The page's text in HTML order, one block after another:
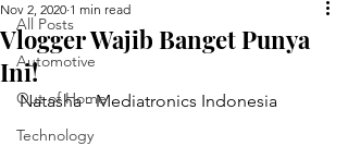
All Posts
Automotive
Out of Home
Technology
Vlogger Wajib Banget Punya
Ini!
Nov 2, 2020 1 min read
Natasha - Mediatronics Indonesia